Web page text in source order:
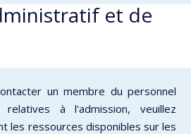
et de
un membre du personnel
à l'admission, veuillez
les ressources disponibles sur les